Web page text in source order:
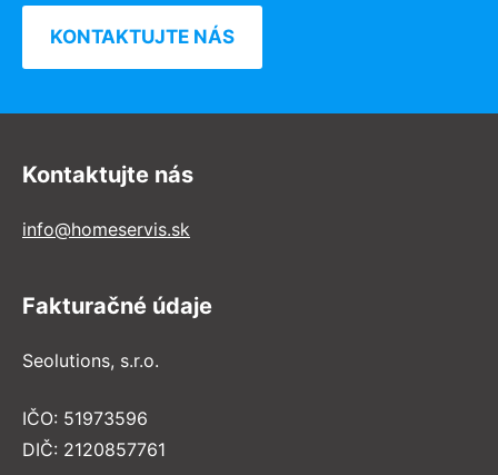
KONTAKTUJTE NÁS
Kontaktujte nás
info@homeservis.sk
Fakturačné údaje
Seolutions, s.r.o.
IČO: 51973596
DIČ: 2120857761